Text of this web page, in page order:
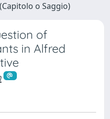
o Saggio)
of
in Alfred